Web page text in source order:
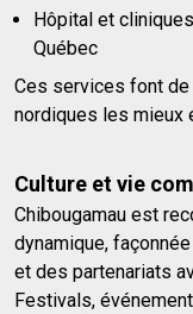
Hôpital et
Québec
Ces services font de
nordiques les mieux
Culture et vie
Chibougamau est
dynamique,
et des partenariats
Festivals,